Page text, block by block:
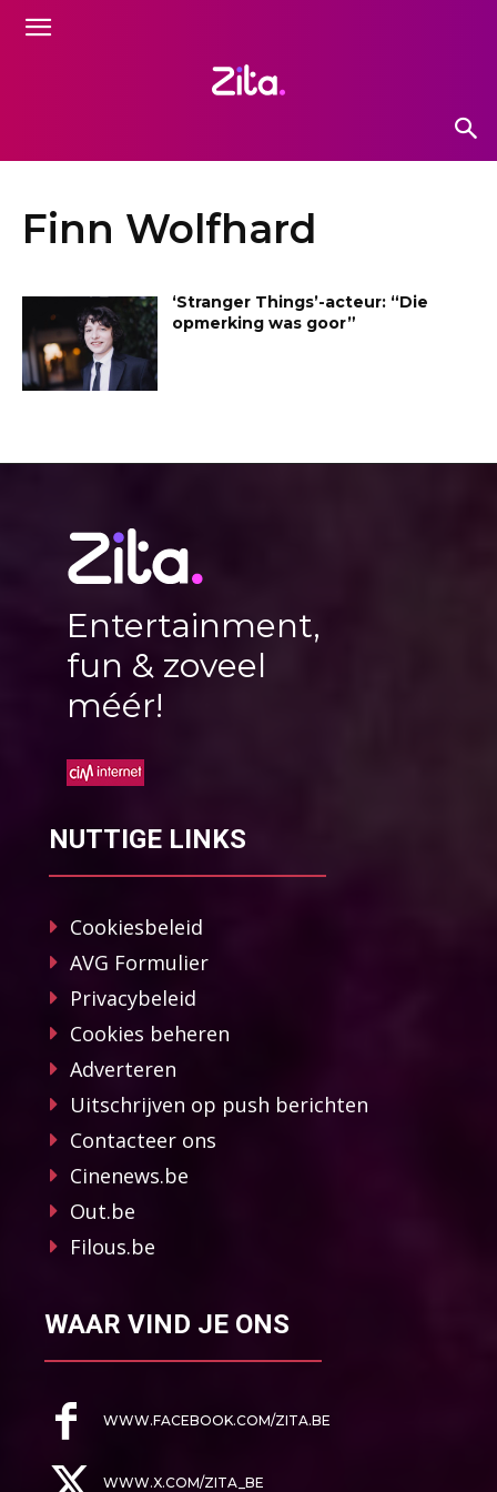
Finn Wolfhard
‘Stranger Things’-acteur: “Die
opmerking was goor”
Entertainment,
fun & zoveel
méér!
NUTTIGE LINKS
Cookiesbeleid
AVG Formulier
Privacybeleid
Cookies beheren
Adverteren
Uitschrijven op push berichten
Contacteer ons
Cinenews.be
Out.be
Filous.be
WAAR VIND JE ONS
WWW.FACEBOOK.COM/ZITA.BE
WWW.X.COM/ZITA_BE